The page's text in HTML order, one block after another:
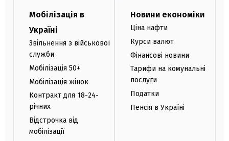
Мобілізація в
Україні
Звільнення з військової
служби
Мобілізація 50+
Мобілізація жінок
Контракт для 18-24-
річних
Відстрочка від
мобілізації
Новини економіки
Ціна нафти
Курси валют
Фінансові новини
Тарифи на комунальні
послуги
Податки
Пенсія в Україні